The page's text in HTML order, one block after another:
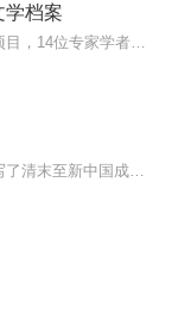
学档案